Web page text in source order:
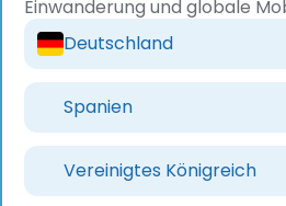
Einwanderung und globale
Deutschland
Spanien
Vereinigtes Königreich